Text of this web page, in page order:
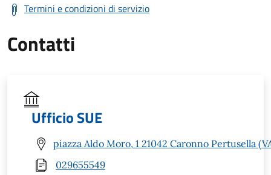
Termini e condizioni di servizio
Contatti
Ufficio SUE
piazza Aldo Moro, 1 21042 Caronno Pertusella
029655549